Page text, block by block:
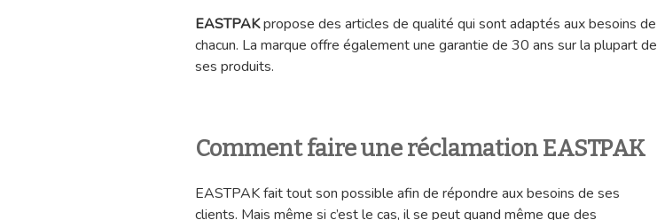
EASTPAKpropose des articles de qualité qui sont adaptés aux besoins de
chacun. La marque offre également une garantie de 30 ans sur la plupart de
ses produits.
Comment faire une réclamation EASTPAK
EASTPAK fait tout son possible afin de répondre aux besoins de ses
clients. Mais même si c’est le cas, il se peut quand même que des